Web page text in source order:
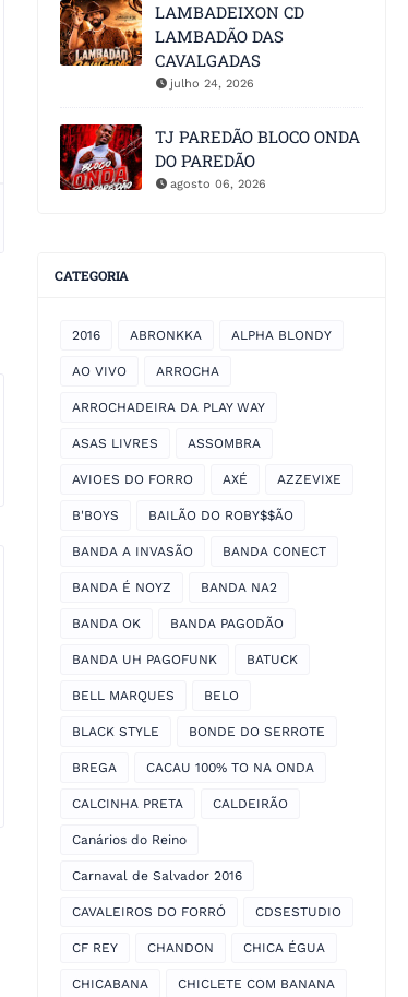
LAMBADEIXON CD
LAMBADÃO DAS
CAVALGADAS
julho 24, 2026
TJ PAREDÃO BLOCO ONDA
DO PAREDÃO
agosto 06, 2026
CATEGORIA
2016 ABRONKKA ALPHA BLONDY
AO VIVO ARROCHA
ARROCHADEIRA DA PLAY WAY
ASAS LIVRES ASSOMBRA
AVIOES DO FORRO AXÉ AZZEVIXE
B'BOYS BAILÃO DO ROBY$$ÃO
BANDA A INVASÃO BANDA CONECT
BANDA É NOYZ BANDA NA2
BANDA OK BANDA PAGODÃO
BANDA UH PAGOFUNK BATUCK
BELL MARQUES BELO
BLACK STYLE BONDE DO SERROTE
BREGA CACAU 100% TO NA ONDA
CALCINHA PRETA CALDEIRÃO
Canários do Reino
Carnaval de Salvador 2016
CAVALEIROS DO FORRÓ CDSESTUDIO
CF REY CHANDON CHICA ÉGUA
CHICABANA CHICLETE COM BANANA